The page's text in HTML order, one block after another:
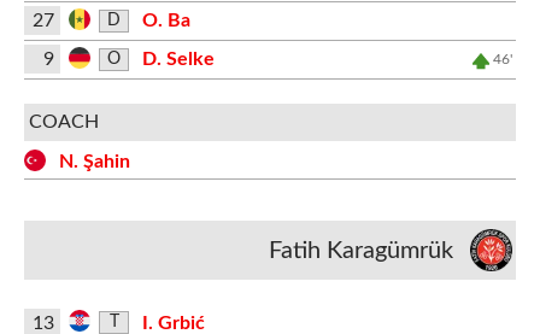
27 D
O. Ba
9
O D. Selke 46'
COACH
N. Şahin
Fatih Karagümrük
13
I. Grbić